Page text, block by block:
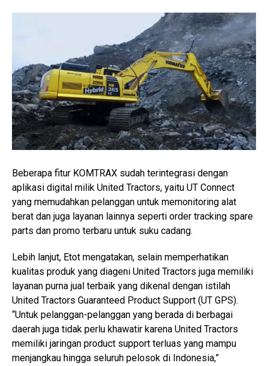
Beberapa fitur KOMTRAX sudah terintegrasi dengan
aplikasi digital milik United Tractors, yaitu UT Connect
yang memudahkan pelanggan untuk memonitoring alat
berat dan juga layanan lainnya seperti order tracking spare
parts dan promo terbaru untuk suku cadang.
Lebih lanjut, Etot mengatakan, selain memperhatikan
kualitas produk yang diageni United Tractors juga memiliki
layanan purna jual terbaik yang dikenal dengan istilah
United Tractors Guaranteed Product Support (UT GPS).
“Untuk pelanggan-pelanggan yang berada di berbagai
daerah juga tidak perlu khawatir karena United Tractors
memiliki jaringan product support terluas yang mampu
menjangkau hingga seluruh pelosok di Indonesia,”